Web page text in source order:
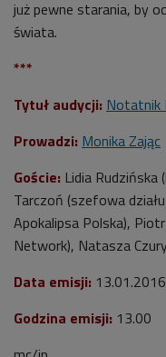
już pewne starania, by
świata.
***
Tytuł audycji: Notatnik
Prowadzi: Monika Zając
Goście: Lidia Rudzińska
Tarczoń (szefowa
Apokalipsa Polska),
Network), Natasza
Data emisji: 13.01.2016
Godzina emisji: 13.00